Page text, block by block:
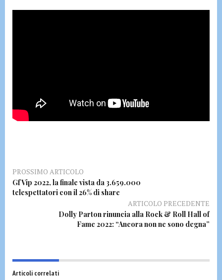
PROSSIMO ARTICOLO
Gf Vip 2022, la finale vista da 3.659.000
telespettatori con il 26% di share
ARTICOLO PRECEDENTE
Dolly Parton rinuncia alla Rock & Roll Hall of
Fame 2022: “Ancora non ne sono degna”
Articoli correlati